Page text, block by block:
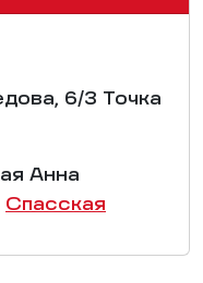
6/3 Точка
Анна
Спасская